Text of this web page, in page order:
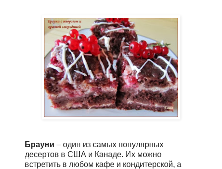
Брауни – один из самых популярных
десертов в США и Канаде. Их можно
встретить в любом кафе и кондитерской, а